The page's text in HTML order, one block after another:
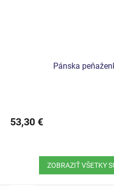
Pánska
53,30 €
ZOBRAZIŤ VŠETKY